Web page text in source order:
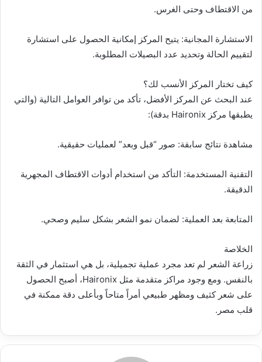
من الاقتطاف وحتى الغرس.
الاستشارة المجانية: يتيح المركز إمكانية الحصول على استشارة
لتقييم الحالة وتحديد عدد البصيلات المطلوبة.
كيف تختار المركز الأنسب لك؟
عند البحث عن المركز الأفضل، تأكد من توافر العوامل التالية (والتي
يطبقها مركز Haironix بدقة):
مشاهدة نتائج سابقة: صور “قبل وبعد” لعمليات حقيقية.
التقنية المستخدمة: التأكد من استخدام أدوات الاقتطاف المجهرية
الدقيقة.
المتابعة بعد العملية: لضمان نمو الشعر بشكل سليم وصحي.
الخلاصة
زراعة الشعر لم تعد مجرد عملية تجميلية، بل هي استثمار في الثقة
بالنفس. ومع وجود مراكز متقدمة مثل Haironix، أصبح الحصول
على شعر كثيف ومظهر طبيعي أمراً متاحاً وبأعلى دقة ممكنة في
قلب مصر.